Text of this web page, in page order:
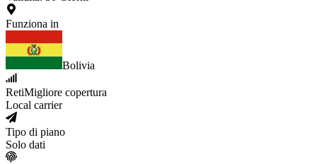
Funziona in
Bolivia
RetiMigliore copertura
Local carrier
Tipo di piano
Solo dati